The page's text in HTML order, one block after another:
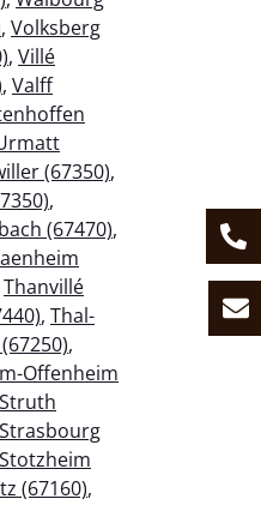
, Volksberg
, Villé
, Valff
(67350),
,
(67470),
Thanvillé
, Thal-
,
Offenheim
Struth
Strasbourg
Stotzheim
(67160),